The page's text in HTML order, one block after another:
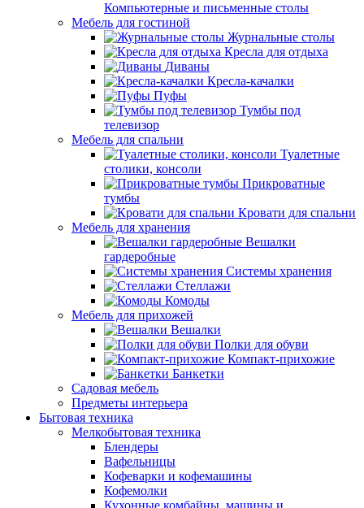
Компьютерные и письменные столы
Мебель для гостиной
Журнальные столы
Кресла для отдыха
Диваны
Кресла-качалки
Пуфы
Тумбы под
телевизор
Мебель для спальни
Туалетные
столики, консоли
Прикроватные
тумбы
Кровати для спальни
Мебель для хранения
Вешалки
гардеробные
Системы хранения
Стеллажи
Комоды
Мебель для прихожей
Вешалки
Полки для обуви
Компакт-прихожие
Банкетки
Садовая мебель
Предметы интерьера
Бытовая техника
Мелкобытовая техника
Блендеры
Вафельницы
Кофеварки и кофемашины
Кофемолки
Кухонные комбайны, машины и